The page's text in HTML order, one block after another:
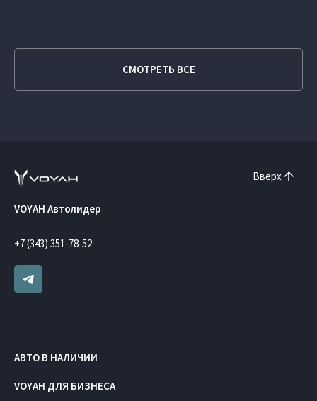
СМОТРЕТЬ ВСЕ
Вверх
VOYAH Автолидер
+7 (343) 351-78-52
АВТО В НАЛИЧИИ
VOYAH ДЛЯ БИЗНЕСА